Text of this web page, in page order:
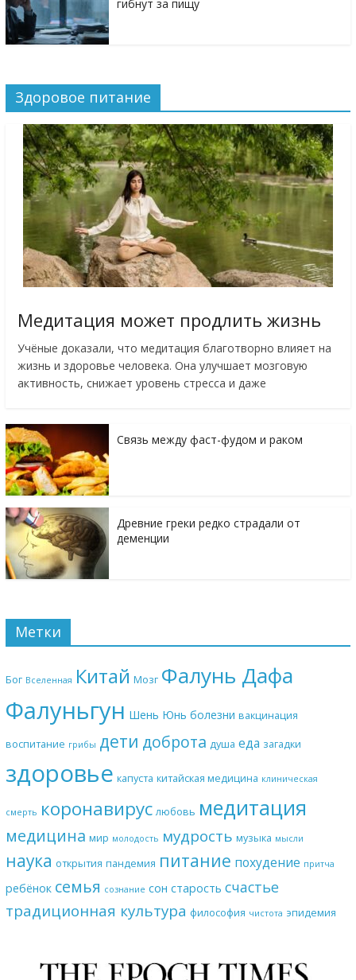
гибнут за пищу
Здоровое питание
Медитация может продлить жизнь
Учёные доказали, что медитация благотворно влияет на
жизнь и здоровье человека. Она улучшает мозговую
активность, снижает уровень стресса и даже
Связь между фаст-фудом и раком
Древние греки редко страдали от
деменции
Метки
Бог Вселенная Китай Мозг Фалунь Дафа
Фалуньгун Шень Юнь болезни вакцинация
воспитание грибы дети доброта душа еда загадки
здоровье капуста китайская медицина клиническая
смерть коронавирус любовь медитация
медицина мир молодость мудрость музыка мысли
наука открытия пандемия питание похудение притча
ребёнок семья сознание сон старость счастье
традиционная культура философия чистота эпидемия